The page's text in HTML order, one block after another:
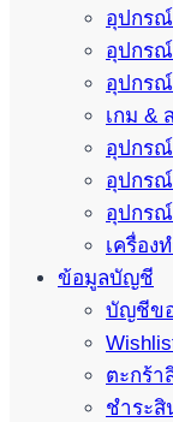
อุปกร
อุปกรณ์
อุปกรณ์
เกม &
อุปกร
อุปกรณ์
อุปกรณ์
เครื่อง
ข้อมูลบัญชี
บัญชีข
ตะกร้า
ชำระสิ